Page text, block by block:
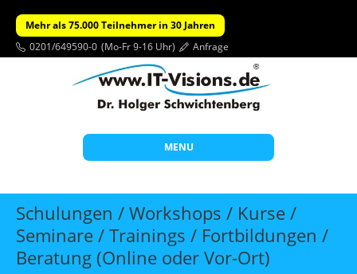
Mehr als 75.000 Teilnehmer in 30 Jahren
0201/649590-0 (Mo-Fr 9-16 Uhr) Anfrage
MENU
Start
Themen
Beratung
Schulungen / Workshops / Kurse /
Seminare / Trainings / Fortbildungen /
Beratung (Online oder Vor-Ort)